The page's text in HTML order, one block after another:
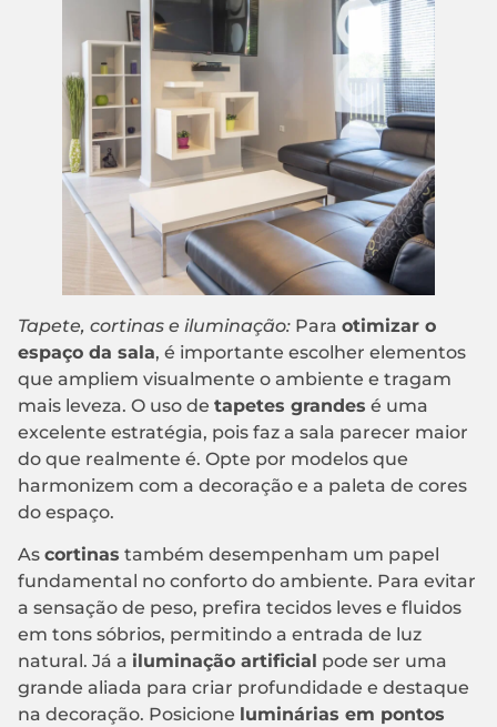
Tapete, cortinas e iluminação: Para otimizar o
espaço da sala, é importante escolher elementos
que ampliem visualmente o ambiente e tragam
mais leveza. O uso de tapetes grandes é uma
excelente estratégia, pois faz a sala parecer maior
do que realmente é. Opte por modelos que
harmonizem com a decoração e a paleta de cores
do espaço.
As cortinas também desempenham um papel
fundamental no conforto do ambiente. Para evitar
a sensação de peso, prefira tecidos leves e fluidos
em tons sóbrios, permitindo a entrada de luz
natural. Já a iluminação artificial pode ser uma
grande aliada para criar profundidade e destaque
na decoração. Posicione luminárias em pontos